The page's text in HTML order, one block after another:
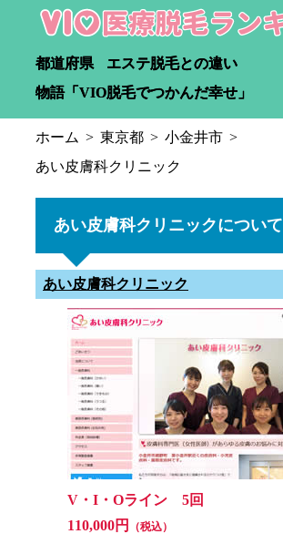
都道府県
エステ脱毛との違い
物語「VIO脱毛でつかんだ幸せ」
ホーム 東京都
小金井市
あい皮膚科クリニック
あい皮膚科クリニックについて
あい皮膚科クリニック
V・I・Oライン 5回
110,000円
（税込）